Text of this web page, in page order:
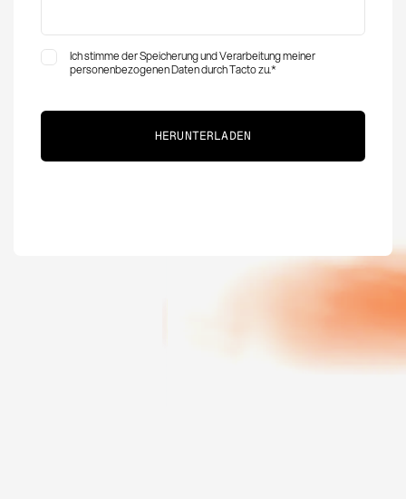
Ich stimme der Speicherung und Verarbeitung meiner
personenbezogenen Daten durch Tacto zu.*